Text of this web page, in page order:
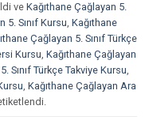
veKağıthane Çağlayan 5.
5. Sınıf Kursu, Kağıthane
Çağlayan 5. Sınıf Türkçe
Kursu, Kağıthane Çağlayan
Sınıf Türkçe Takviye Kursu,
, Kağıthane Çağlayan Ara